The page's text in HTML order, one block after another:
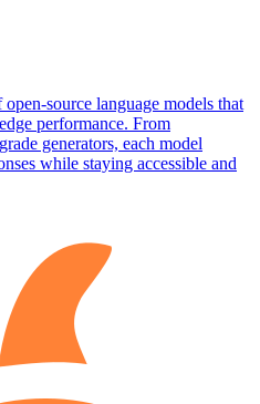
language models that
performance. From
generators, each model
while staying accessible and